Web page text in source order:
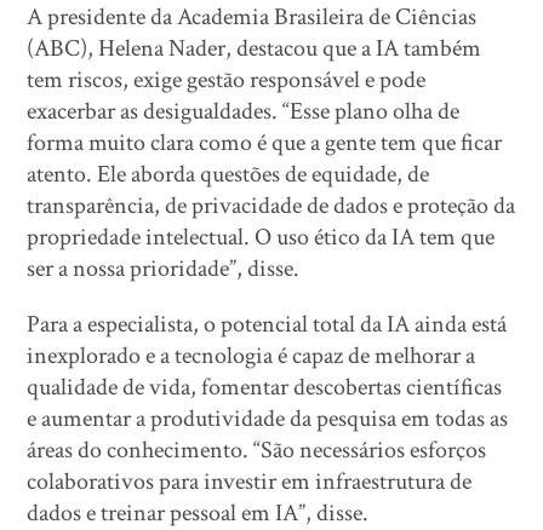
A presidente da Academia Brasileira de Ciências
(ABC), Helena Nader, destacou que a IA também
tem riscos, exige gestão responsável e pode
exacerbar as desigualdades. “Esse plano olha de
forma muito clara como é que a gente tem que ficar
atento. Ele aborda questões de equidade, de
transparência, de privacidade de dados e proteção da
propriedade intelectual. O uso ético da IA tem que
ser a nossa prioridade”, disse.
Para a especialista, o potencial total da IA ainda está
inexplorado e a tecnologia é capaz de melhorar a
qualidade de vida, fomentar descobertas científicas
e aumentar a produtividade da pesquisa em todas as
áreas do conhecimento. “São necessários esforços
colaborativos para investir em infraestrutura de
dados e treinar pessoal em IA”, disse.